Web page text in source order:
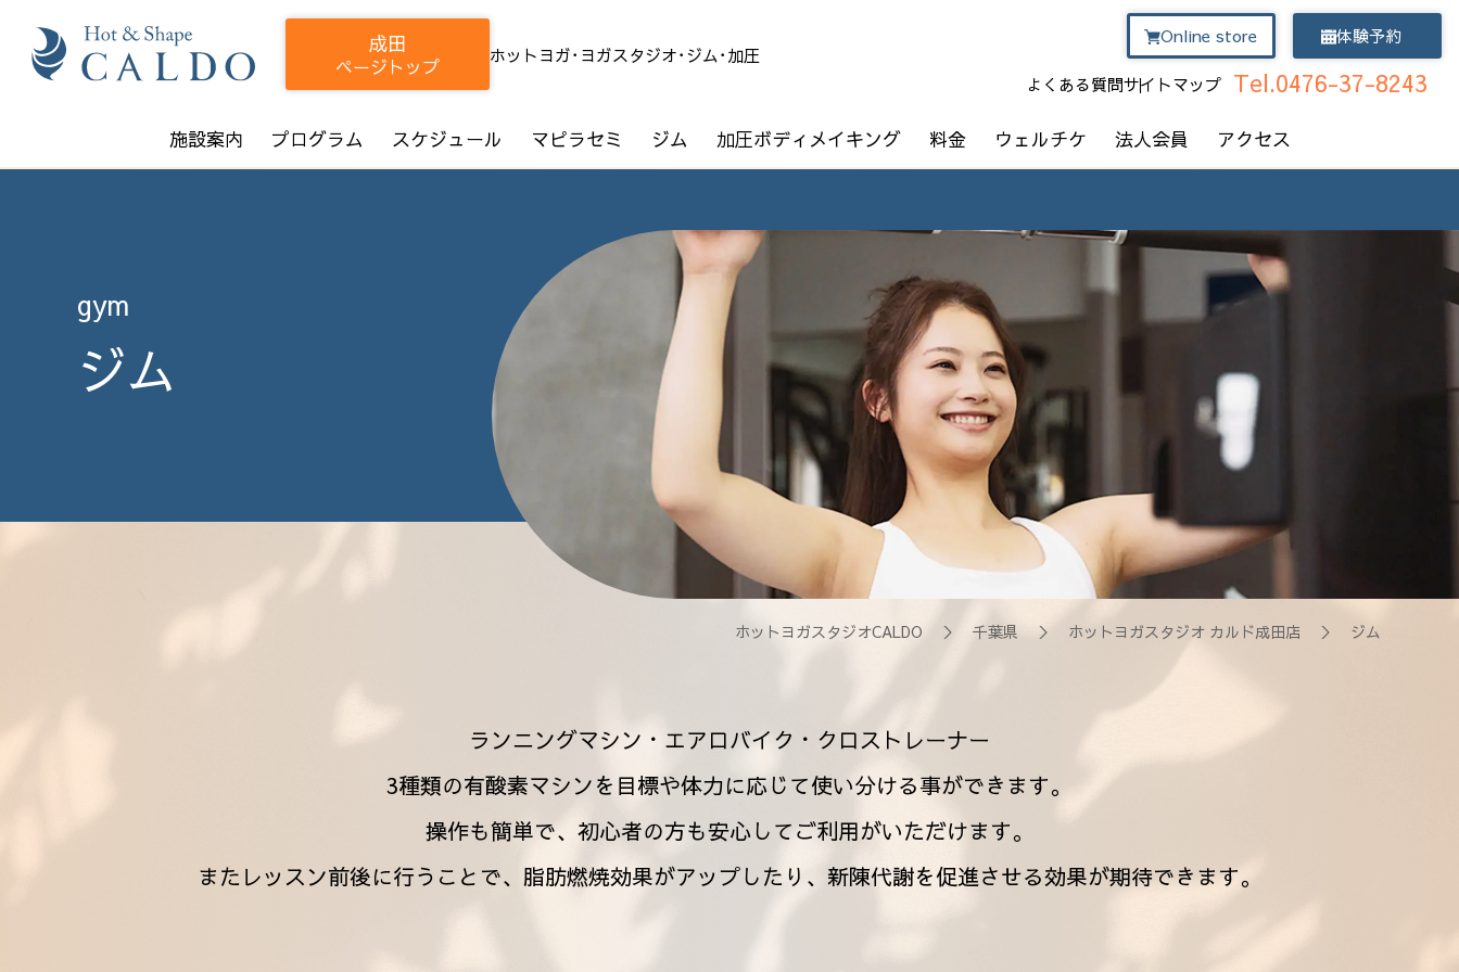
成田
ページトップ
ホットヨガ･ヨガスタジオ･ジム･加圧
よくある質問サイトマップ Tel.0476-37-8243
施設案内 プログラム スケジュール マピラセミ ジム 加圧ボディメイキング 料金 ウェルチケ 法人会員 アクセス
gym
ジム
ホットヨガスタジオCALDO ＞ 千葉県 ＞ ホットヨガスタジオ カルド成田店 ＞ ジム
ランニングマシン・エアロバイク・クロストレーナー
3種類の有酸素マシンを目標や体力に応じて使い分ける事ができます。
操作も簡単で、初心者の方も安心してご利用がいただけます。
またレッスン前後に行うことで、脂肪燃焼効果がアップしたり、新陳代謝を促進させる効果が期待できます。
Online store 体験予約